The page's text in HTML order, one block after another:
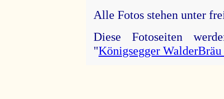
Alle Fotos stehen unter
Diese Fotoseiten
"Königsegger